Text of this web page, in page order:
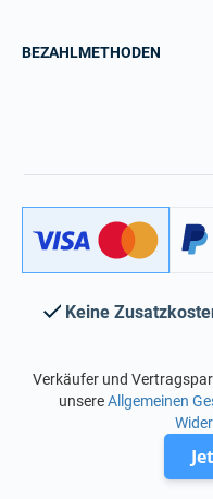
BEZAHLMETHODEN
Keine
Verkäufer und
unsereAllgemeinen